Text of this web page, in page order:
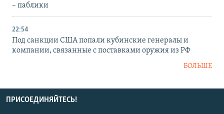
– паблики
22:54
Под санкции США попали кубинские генералы и
компании, связанные с поставками оружия из РФ
БОЛЬШЕ
ПРИСОЕДИНЯЙТЕСЬ!